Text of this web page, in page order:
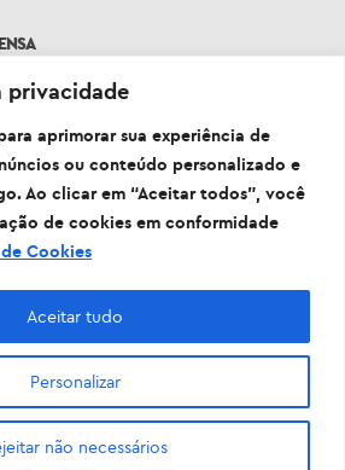
privacidade
aprimorar sua experiência de
ou conteúdo personalizado e
Ao clicar em “Aceitar todos”, você
de cookies em conformidade
Cookies
Personalizar
não necessários
Aceitar tudo
do Rio de Janeiro Sede: Rua Afonso
- Cidade Nova - 20211-110